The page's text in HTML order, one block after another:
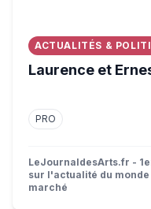
ACTUALITÉS &
Laurence et
PRO
LeJournaldesArts.fr -
sur l'actualité du
marché